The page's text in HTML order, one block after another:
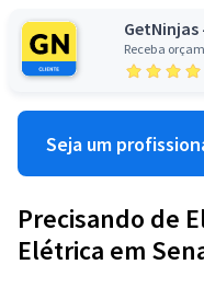
GetNinjas
Receba
Seja um
Precisando de
Elétrica em